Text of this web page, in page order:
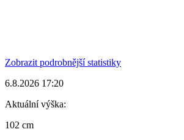
Zobrazit podrobnější statistiky
6.8.2026 17:20
Aktuální výška:
102 cm